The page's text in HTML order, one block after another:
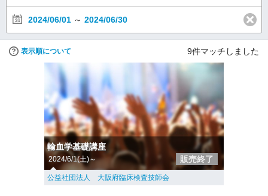
2024/06/01 ～ 2024/06/30
表示順について 9件マッチしました
輸血学基礎講座
2024/6/1(土)～ 販売終了
公益社団法人 大阪府臨床検査技師会